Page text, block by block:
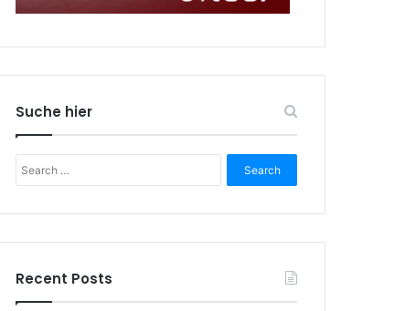
Suche hier
for:
Recent Posts